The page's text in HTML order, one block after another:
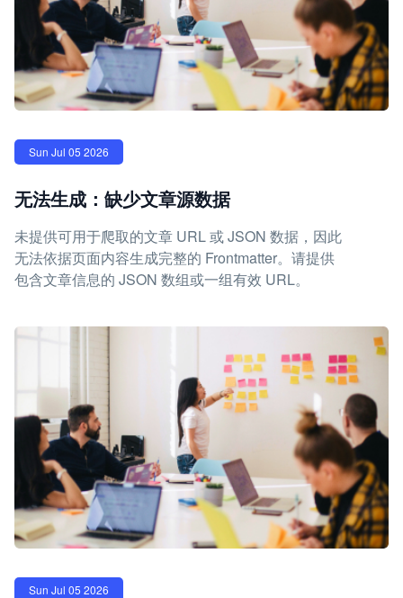
Sun Jul 05 2026
无法生成：缺少文章源数据
未提供可用于爬取的文章 URL 或 JSON 数据，因此
无法依据页面内容生成完整的 Frontmatter。请提供
包含文章信息的 JSON 数组或一组有效 URL。
Sun Jul 05 2026